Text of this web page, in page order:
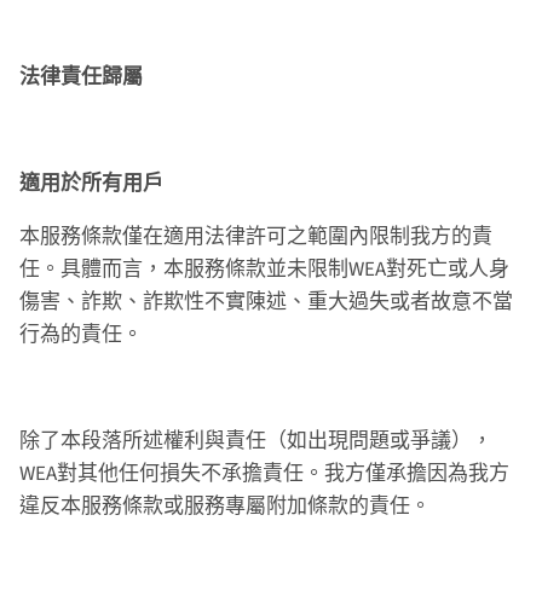
法律責任歸屬
適用於所有用戶
本服務條款僅在適用法律許可之範圍內限制我方的責
任。具體而言，本服務條款並未限制WEA對死亡或人身
傷害、詐欺、詐欺性不實陳述、重大過失或者故意不當
行為的責任。
除了本段落所述權利與責任（如出現問題或爭議），
WEA對其他任何損失不承擔責任。我方僅承擔因為我方
違反本服務條款或服務專屬附加條款的責任。